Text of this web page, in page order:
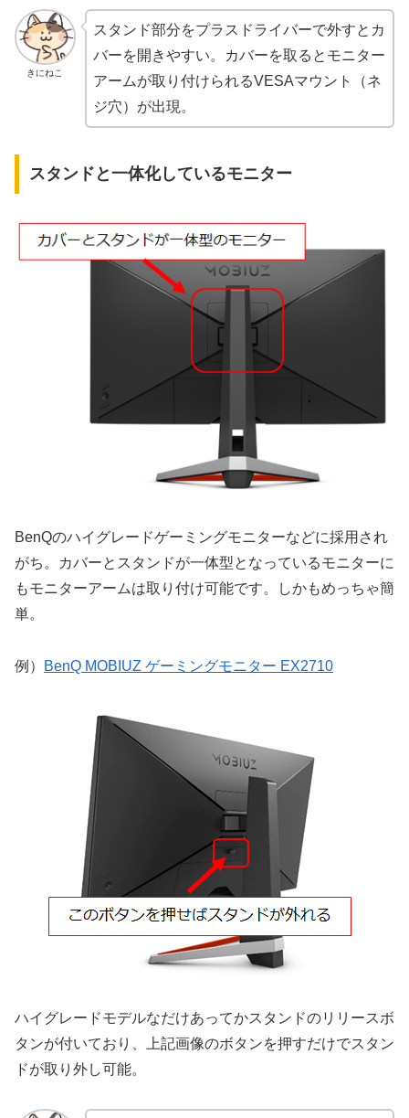
きにねこ
スタンド部分をプラスドライバーで外すとカ
バーを開きやすい。カバーを取るとモニター
アームが取り付けられるVESAマウント（ネ
ジ穴）が出現。
スタンドと一体化しているモニター
BenQのハイグレードゲーミングモニターなどに採用され
がち。カバーとスタンドが一体型となっているモニターに
もモニターアームは取り付け可能です。しかもめっちゃ簡
単。
例） BenQ MOBIUZ ゲーミングモニター EX2710
ハイグレードモデルなだけあってかスタンドのリリースボ
タンが付いており、上記画像のボタンを押すだけでスタン
ドが取り外し可能。